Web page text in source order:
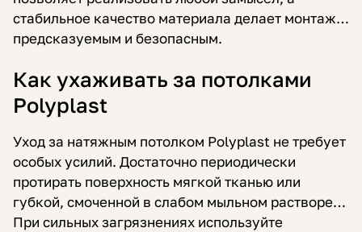
стабильное качество материала делает монтаж
предсказуемым и безопасным.
Как ухаживать за потолками
Polyplast
Уход за натяжным потолком Polyplast не требует
особых усилий. Достаточно периодически
протирать поверхность мягкой тканью или
губкой, смоченной в слабом мыльном растворе.
При сильных загрязнениях используйте